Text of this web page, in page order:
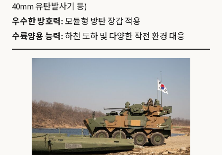
40mm 유탄발사기 등)
우수한 방호력:모듈형 방탄 장갑 적용
수륙양용 능력:하천 도하 및 다양한 작전 환경 대응